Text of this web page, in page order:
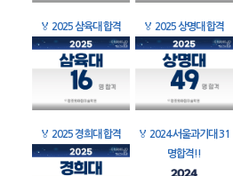
🏅 2025 삼육대 합격 🏅 2025 상명대 합격
🏅 2025 경희대 합격 🏅 2024 서울과기대 31
명합격!!